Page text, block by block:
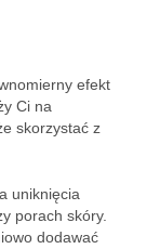
efekt
Ci na
skorzystać z
uniknięcia
porach skóry.
dodawać